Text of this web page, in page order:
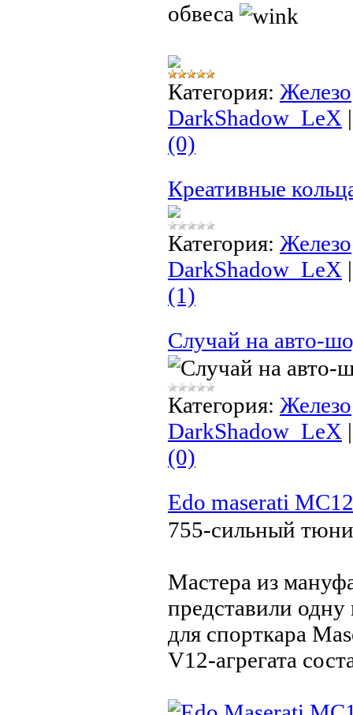
обвеса
Категория: Железо
DarkShadow_LeX
(0)
Креативные
Категория: Железо
DarkShadow_LeX
(1)
Случай на авто-
Категория: Железо
DarkShadow_LeX
(0)
Edo maserati
755-сильный
Мастера из
представили
для спорткара
V12-агрегата